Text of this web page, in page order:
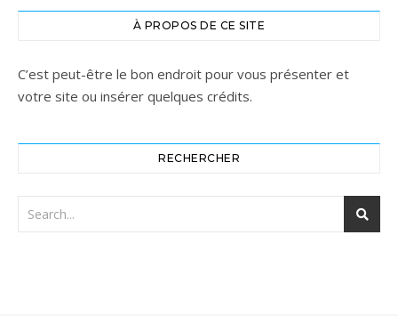
À PROPOS DE CE SITE
C’est peut-être le bon endroit pour vous présenter et
votre site ou insérer quelques crédits.
RECHERCHER